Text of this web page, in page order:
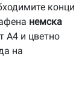
конци
немска
А4 и цветно
на